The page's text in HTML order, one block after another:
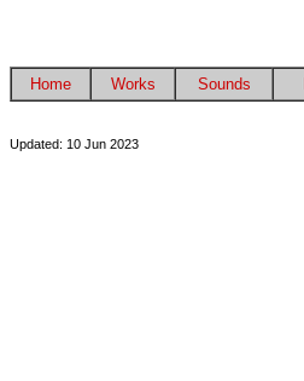
Home Works Sounds
Updated: 10 Jun 2023